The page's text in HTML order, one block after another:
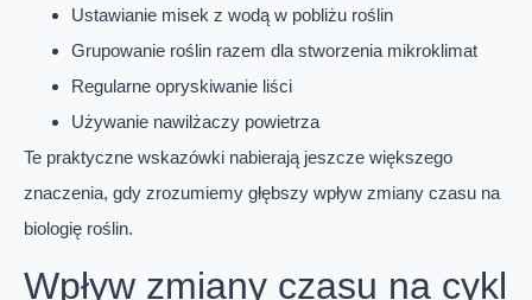
Ustawianie misek z wodą w pobliżu roślin
Grupowanie roślin razem dla stworzenia mikroklimat
Regularne opryskiwanie liści
Używanie nawilżaczy powietrza
Te praktyczne wskazówki nabierają jeszcze większego
znaczenia, gdy zrozumiemy głębszy wpływ zmiany czasu na
biologię roślin.
Wpływ zmiany czasu na cykl